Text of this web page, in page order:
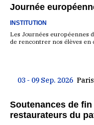
Journée
INSTITUTION
Les Journées européennes
de rencontrer nos élèves
03 - 09 Sep. 2026 Paris
Soutenances de
restaurateurs du